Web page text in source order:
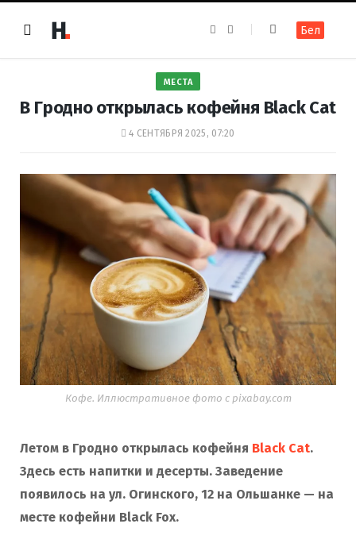
e
k
t
a
m
Бел
МЕСТА
В Гродно открылась кофейня Black Cat
4 СЕНТЯБРЯ 2025, 07:20
Кофе. Иллюстративное фото с pixabay.com
Летом в Гродно открылась кофейня Black Cat.
Здесь есть напитки и десерты. Заведение
появилось на ул. Огинского, 12 на Ольшанке — на
месте кофейни Black Fox.